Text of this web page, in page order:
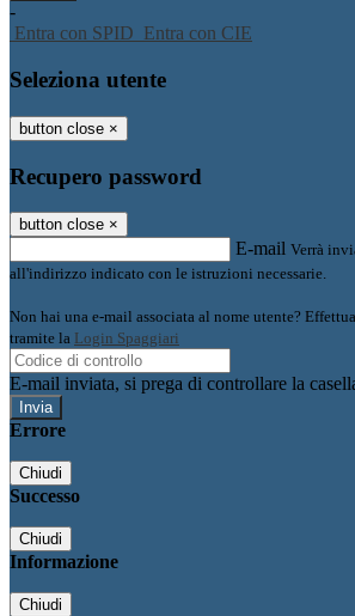
-
Entra con SPID Entra con CIE
Seleziona utente
button close ×
Recupero password
button close ×
E-mail Verrà
all'indirizzo indicato con le istruzioni necessarie.
Non hai una e-mail associata al nome utente?
tramite la Login Spaggiari
E-mail inviata, si prega di controllare la
Errore
Chiudi
Successo
Chiudi
Informazione
Chiudi